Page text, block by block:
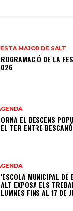
MAJOR DE SALT
DE LA
EL DESCENS
TER ENTRE
MUNICIPAL DE
EXPOSA ELS
FINS AL 17 DE